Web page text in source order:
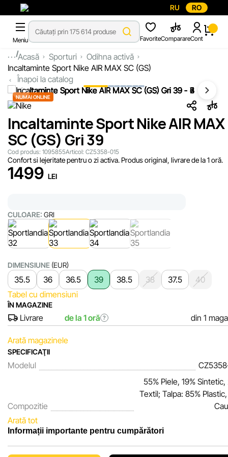
RU RO
Meniu FavoriteComparareCont
...Acasă Sporturi
Odihna activă
Incaltaminte Sport Nike AIR MAX SC (GS)
Înapoi la catalog
NUMAI ONLINE
Incaltaminte Sport Nike AIR MAX
SC (GS) Gri 39
Cod produs: 1095855Articol: CZ5358-015
Confort si lejeritate pentru o zi activa. Produs original, livrare de la 1 oră.
1499 LEI
CULOARE: GRI
DIMENSIUNE (EUR)
35.5 36 36.5 39 38.5 38 37.5
40
Tabel cu dimensiuni
ÎN MAGAZINE
Livrare de la 1 oră ? din 1
Arată magazinele
SPECIFICAŢII
Modelul
Compozitie
55% Piele, 19% Sintetic,
Textil; Talpa: 85% Plastic,
Arată tot
Informații importante pentru cumpărători
Noi, echipa rețelei de magazine Sportlandia, apreciem